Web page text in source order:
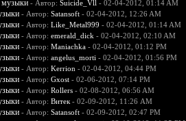
музыки - Автор: Suicide_Vll - 02-04-2012, 01:14 AM
- Автор: Satansoft- 02-04-2012, 12:26 AM
- Автор: Like_Metal999 - 02-04-2012, 01:14 AM
- Автор: emerald_dick - 02-04-2012, 02:10 AM
- Автор: Maniachka- 02-04-2012, 01:12 PM
- Автор: angelus_morti - 02-04-2012, 01:56 PM
- Автор: Kerrion - 02-04-2012, 04:44 PM
- Автор: Gxost- 02-06-2012, 07:14 PM
- Автор: Rollers- 02-08-2012, 06:56 AM
- Автор: Витек- 02-09-2012, 11:26 AM
- Автор: Satansoft- 02-09-2012, 02:47 PM